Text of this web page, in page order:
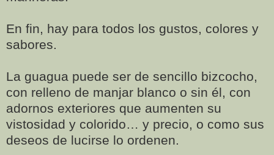
En fin, hay para todos los gustos, colores y
sabores.
La guagua puede ser de sencillo bizcocho,
con relleno de manjar blanco o sin él, con
adornos exteriores que aumenten su
vistosidad y colorido… y precio, o como sus
deseos de lucirse lo ordenen.